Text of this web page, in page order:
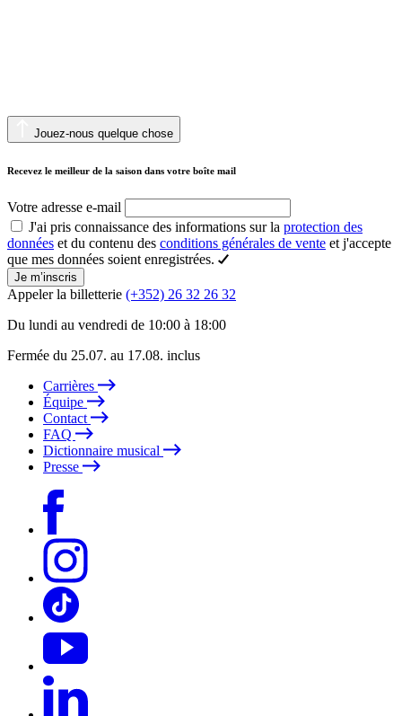
Jouez-nous quelque chose
Recevez le meilleur de la saison dans votre boîte mail
Votre adresse e-mail
J'ai pris connaissance des informations sur la protection des
données et du contenu des conditions générales de vente et j'accepte
que mes données soient enregistrées.
Je m’inscris
Appeler la billetterie (+352) 26 32 26 32
Du lundi au vendredi de 10:00 à 18:00
Fermée du 25.07. au 17.08. inclus
Carrières
Équipe
Contact
FAQ
Dictionnaire musical
Presse